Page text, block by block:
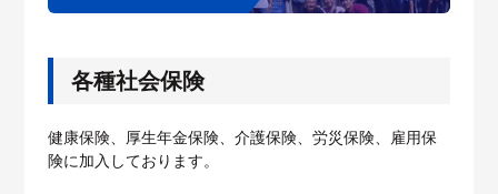
各種社会保険
健康保険、厚生年金保険、介護保険、労災保険、雇用保
険に加入しております。